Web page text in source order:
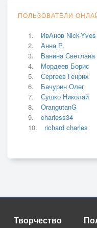
ПОЛЬЗОВАТЕЛИ
ИвАнов Nick-Yves
Анна Р.
Ванина Светлана
Мордеев Борис
Сергеев Генрих
Бачурин Олег
Сушко Николай
OrangutanG
charless34
richard charles
Творчество